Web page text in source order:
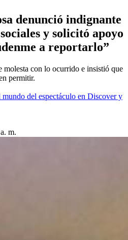
denunció indignante
y solicitó apoyo
a reportarlo”
molesta con lo ocurrido e insistió que
permitir.
del espectáculo en Discover y
m.